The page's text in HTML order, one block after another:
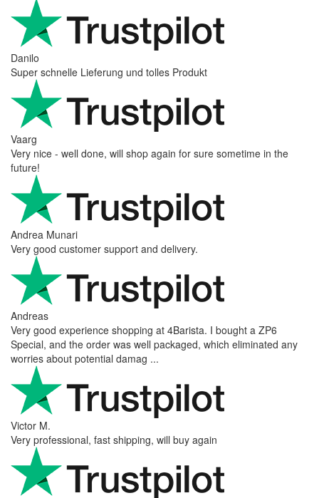
Danilo
Super schnelle Lieferung und tolles Produkt
Vaarg
Very nice - well done, will shop again for sure sometime in the
future!
Andrea Munari
Very good customer support and delivery.
Andreas
Very good experience shopping at 4Barista. I bought a ZP6
Special, and the order was well packaged, which eliminated any
worries about potential damag ...
Victor M.
Very professional, fast shipping, will buy again